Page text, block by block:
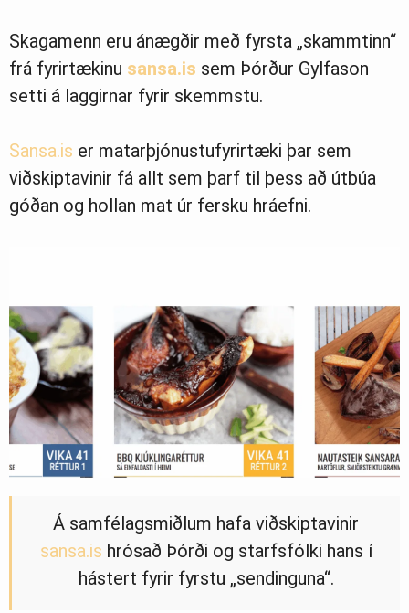
Skagamenn eru ánægðir með fyrsta „skammtinn“
frá fyrirtækinu sansa.is sem Þórður Gylfason
setti á laggirnar fyrir skemmstu.
Sansa.is er matarþjónustufyrirtæki þar sem
viðskiptavinir fá allt sem þarf til þess að útbúa
góðan og hollan mat úr fersku hráefni.
Á samfélagsmiðlum hafa viðskiptavinir
sansa.is hrósað Þórði og starfsfólki hans í
hástert fyrir fyrstu „sendinguna“.